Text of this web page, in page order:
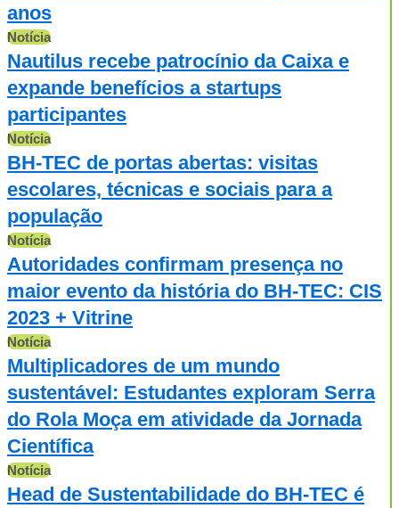
anos
Notícia
Nautilus recebe patrocínio da Caixa e
expande benefícios a startups
participantes
Notícia
BH-TEC de portas abertas: visitas
escolares, técnicas e sociais para a
população
Notícia
Autoridades confirmam presença no
maior evento da história do BH-TEC: CIS
2023 + Vitrine
Notícia
Multiplicadores de um mundo
sustentável: Estudantes exploram Serra
do Rola Moça em atividade da Jornada
Científica
Notícia
Head de Sustentabilidade do BH-TEC é